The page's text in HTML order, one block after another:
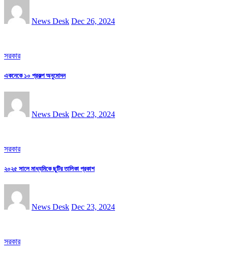
News Desk Dec 26, 2024
সরকার
একনেকে ১০ প্রকল্প অনুমোদন
News Desk Dec 23, 2024
সরকার
২০২৫ সালে মাধ্যমিকে ছুটির তালিকা প্রকাশ
News Desk Dec 23, 2024
সরকার